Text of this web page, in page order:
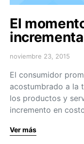
El
noviembre 23, 2015
El consumidor
acostumbrado a la
los productos y
incremento en
Ver más